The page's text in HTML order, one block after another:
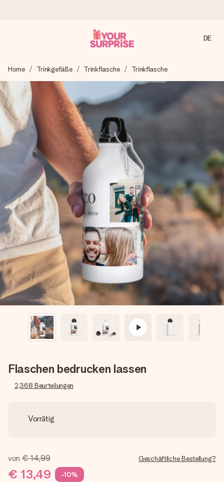
Wir bereiten dein Geschenk sorgfältig vor und schicken es
blitzschnell – damit du es genau zum richtigen Zeitpunkt
überreichen kannst, wenn es am meisten zählt.
4,8 (basierend auf +15.000 Bewertungen)
Unsere Geschenke begeistern. Kunden bewerten uns mit
4,8 bei Google Reviews (Gesamtergebnis aller Länder, in
die wir versenden).
Mit Liebe gemacht, im Handumdrehen
Erstelle etwas Einzigartiges in wenigen Schritten – mit
ihrem Namen, deinem Foto oder einer Nachricht von
Herzen. Kein Stress, nur pure Liebe für den perfekten
Moment.
DE
Home Trinkgefäße Trinkflasche Trinkflasche
Flaschen bedrucken lassen
2,368 Beurteilungen
Vorrätig
von € 14,99
€ 13,49 -10%
Geschäftliche Bestellung?